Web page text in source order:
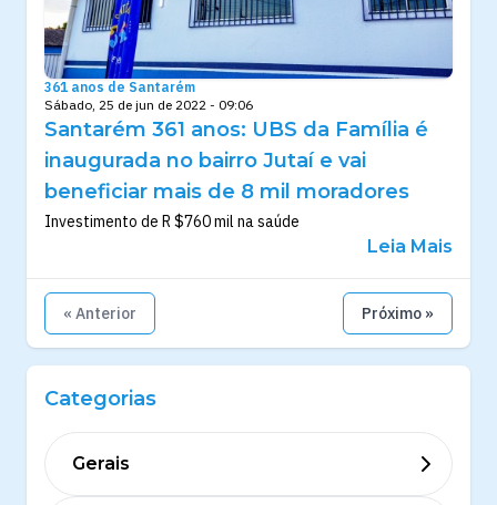
361 anos de Santarém
Sábado, 25 de jun de 2022 - 09:06
Santarém 361 anos: UBS da Família é
inaugurada no bairro Jutaí e vai
beneficiar mais de 8 mil moradores
Investimento de R $760 mil na saúde
Leia Mais
« Anterior Próximo »
Categorias
Gerais